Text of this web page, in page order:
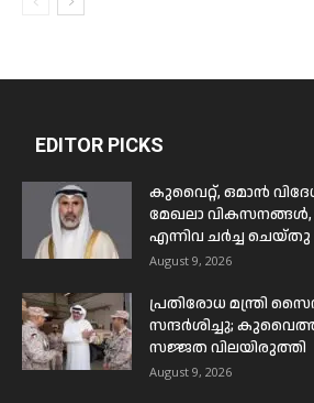
EDITOR PICKS
കുവൈറ്റ്, ഒമാൻ
മേഖലാ
എന്നിവ ചർച്ച ചെയ്തു
August 9, 2026
പ്രതിരോധ മന്ത്രി
സന്ദർശിച്ചു;
സജ്ജത വിലയിരുത്തി
August 9, 2026